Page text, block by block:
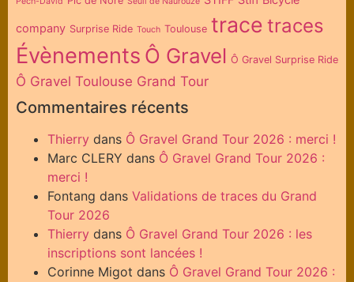
company Surprise Ride Touch Toulouse trace traces
Évènements Ô Gravel Ô Gravel Surprise Ride
Ô Gravel Toulouse Grand Tour
Commentaires récents
Thierry dans Ô Gravel Grand Tour 2026 : merci !
Marc CLERY dans Ô Gravel Grand Tour 2026 :
merci !
Fontang dans Validations de traces du Grand
Tour 2026
Thierry dans Ô Gravel Grand Tour 2026 : les
inscriptions sont lancées !
Corinne Migot dans Ô Gravel Grand Tour 2026 :